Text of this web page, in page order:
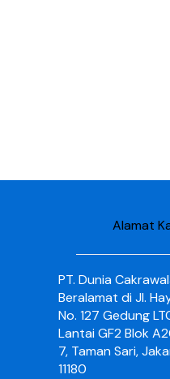
Alamat
PT. Dunia
Beralamat di Jl.
No. 127 Gedung
Lantai GF2 Blok
7, Taman Sari,
11180